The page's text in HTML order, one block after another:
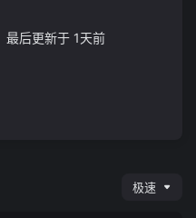
后更新于 1天前
极速